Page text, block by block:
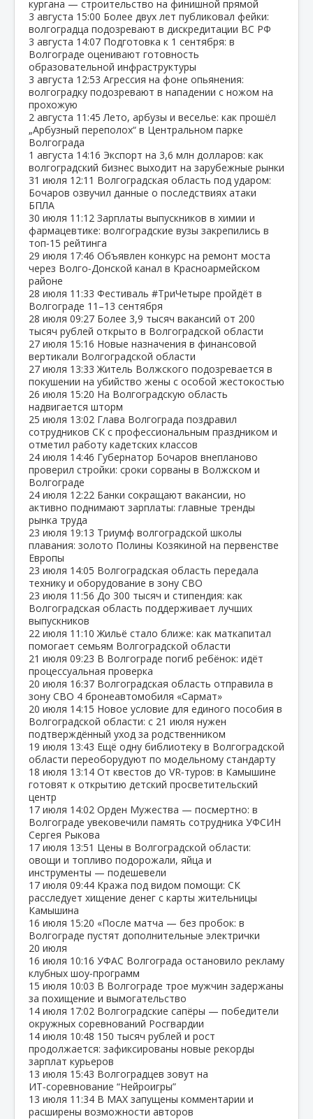
кургана — строительство на финишной прямой
3 августа 15:00 Более двух лет публиковал фейки:
волгоградца подозревают в дискредитации ВС РФ
3 августа 14:07 Подготовка к 1 сентября: в
Волгограде оценивают готовность
образовательной инфраструктуры
3 августа 12:53 Агрессия на фоне опьянения:
волгоградку подозревают в нападении с ножом на
прохожую
2 августа 11:45 Лето, арбузы и веселье: как прошёл
„Арбузный переполох“ в Центральном парке
Волгограда
1 августа 14:16 Экспорт на 3,6 млн долларов: как
волгоградский бизнес выходит на зарубежные рынки
31 июля 12:11 Волгоградская область под ударом:
Бочаров озвучил данные о последствиях атаки
БПЛА
30 июля 11:12 Зарплаты выпускников в химии и
фармацевтике: волгоградские вузы закрепились в
топ‑15 рейтинга
29 июля 17:46 Объявлен конкурс на ремонт моста
через Волго‑Донской канал в Красноармейском
районе
28 июля 11:33 Фестиваль #ТриЧетыре пройдёт в
Волгограде 11–13 сентября
28 июля 09:27 Более 3,9 тысяч вакансий от 200
тысяч рублей открыто в Волгоградской области
27 июля 15:16 Новые назначения в финансовой
вертикали Волгоградской области
27 июля 13:33 Житель Волжского подозревается в
покушении на убийство жены с особой жестокостью
26 июля 15:20 На Волгоградскую область
надвигается шторм
25 июля 13:02 Глава Волгограда поздравил
сотрудников СК с профессиональным праздником и
отметил работу кадетских классов
24 июля 14:46 Губернатор Бочаров внепланово
проверил стройки: сроки сорваны в Волжском и
Волгограде
24 июля 12:22 Банки сокращают вакансии, но
активно поднимают зарплаты: главные тренды
рынка труда
23 июля 19:13 Триумф волгоградской школы
плавания: золото Полины Козякиной на первенстве
Европы
23 июля 14:05 Волгоградская область передала
технику и оборудование в зону СВО
23 июля 11:56 До 300 тысяч и стипендия: как
Волгоградская область поддерживает лучших
выпускников
22 июля 11:10 Жильё стало ближе: как маткапитал
помогает семьям Волгоградской области
21 июля 09:23 В Волгограде погиб ребёнок: идёт
процессуальная проверка
20 июля 16:37 Волгоградская область отправила в
зону СВО 4 бронеавтомобиля «Сармат»
20 июля 14:15 Новое условие для единого пособия в
Волгоградской области: с 21 июля нужен
подтверждённый уход за родственником
19 июля 13:43 Ещё одну библиотеку в Волгоградской
области переоборудуют по модельному стандарту
18 июля 13:14 От квестов до VR‑туров: в Камышине
готовят к открытию детский просветительский
центр
17 июля 14:02 Орден Мужества — посмертно: в
Волгограде увековечили память сотрудника УФСИН
Сергея Рыкова
17 июля 13:51 Цены в Волгоградской области:
овощи и топливо подорожали, яйца и
инструменты — подешевели
17 июля 09:44 Кража под видом помощи: СК
расследует хищение денег с карты жительницы
Камышина
16 июля 15:20 «После матча — без пробок: в
Волгограде пустят дополнительные электрички
20 июля
16 июля 10:16 УФАС Волгограда остановило рекламу
клубных шоу‑программ
15 июля 10:03 В Волгограде трое мужчин задержаны
за похищение и вымогательство
14 июля 17:02 Волгоградские сапёры — победители
окружных соревнований Росгвардии
14 июля 10:48 150 тысяч рублей и рост
продолжается: зафиксированы новые рекорды
зарплат курьеров
13 июля 15:43 Волгоградцев зовут на
ИТ‑соревнование “Нейроигры”
13 июля 11:34 В МАХ запущены комментарии и
расширены возможности авторов